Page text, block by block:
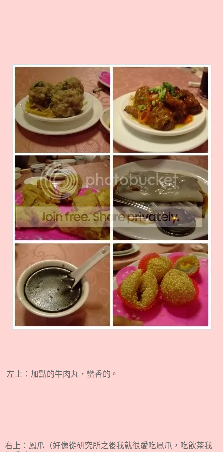
左上：加點的牛肉丸，蠻香的。
右上：鳳爪（好像從研究所之後我就很愛吃鳳爪，吃飲茶我